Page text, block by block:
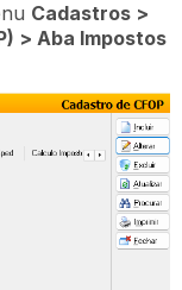
Cadastros >
> Aba Impostos